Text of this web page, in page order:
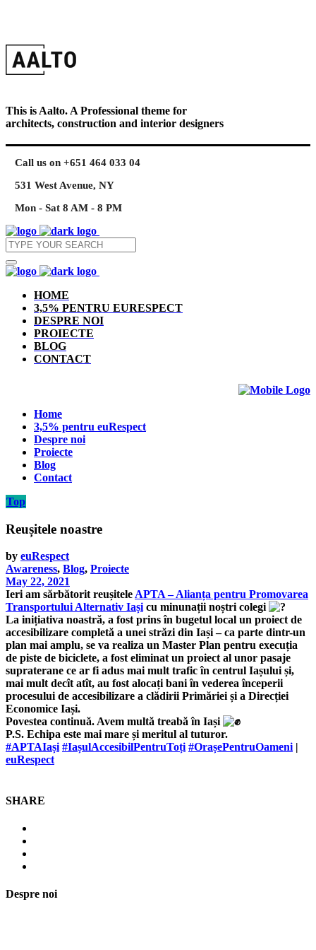
This is Aalto. A Professional theme for
architects, construction and interior designers
Call us on +651 464 033 04
531 West Avenue, NY
Mon - Sat 8 AM - 8 PM
HOME
3,5% PENTRU EURESPECT
DESPRE NOI
PROIECTE
BLOG
CONTACT
Home
3,5% pentru euRespect
Despre noi
Proiecte
Blog
Contact
Top
Reușitele noastre
by euRespect
Awareness, Blog, Proiecte
May 22, 2021
Ieri am sărbătorit reușiteleAPTA – Alianța pentru Promovarea
Transportului Alternativ Iașicu minunații noștri colegi
La inițiativa noastră, a fost prins în bugetul local un proiect de
accesibilizare completă a unei străzi din Iași – ca parte dintr-un
plan mai amplu, se va realiza un Master Plan pentru execuția
de piste de biciclete, a fost eliminat un proiect al unor pasaje
supraterane ce ar fi adus mai mult trafic în centrul Iașului și,
mai mult decît atît, au fost alocați bani în vederea începerii
procesului de accesibilizare a clădirii Primăriei și a Direcției
Economice Iași.
Povestea continuă. Avem multă treabă în Iași
P.S. Echipa este mai mare și meritul al tuturor.
#APTAIași #IașulAccesibilPentruToți #OrașePentruOameni|
euRespect
SHARE
Despre noi